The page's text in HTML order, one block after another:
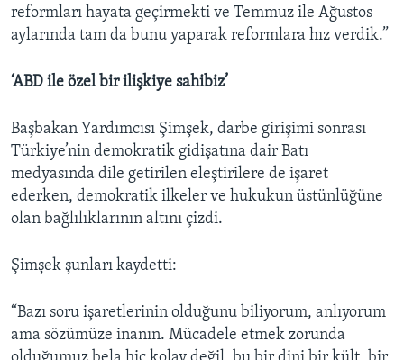
reformları hayata geçirmekti ve Temmuz ile Ağustos
aylarında tam da bunu yaparak reformlara hız verdik.”
‘ABD ile özel bir ilişkiye sahibiz’
Başbakan Yardımcısı Şimşek, darbe girişimi sonrası
Türkiye’nin demokratik gidişatına dair Batı
medyasında dile getirilen eleştirilere de işaret
ederken, demokratik ilkeler ve hukukun üstünlüğüne
olan bağlılıklarının altını çizdi.
Şimşek şunları kaydetti:
“Bazı soru işaretlerinin olduğunu biliyorum, anlıyorum
ama sözümüze inanın. Mücadele etmek zorunda